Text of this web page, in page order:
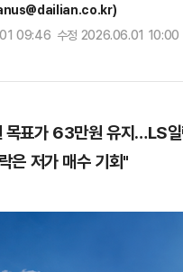
09:46 수정 2026.06.01 10:00
목표가 63만원 유지…LS
은 저가 매수 기회"